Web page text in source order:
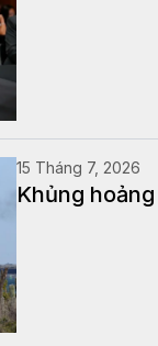
15 Tháng 7, 2026
Khủng